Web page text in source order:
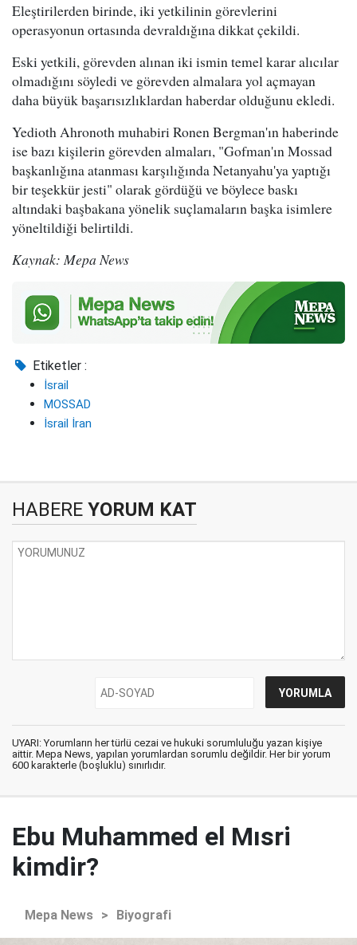
Eleştirilerden birinde, iki yetkilinin görevlerini
operasyonun ortasında devraldığına dikkat çekildi.
Eski yetkili, görevden alınan iki ismin temel karar alıcılar
olmadığını söyledi ve görevden almalara yol açmayan
daha büyük başarısızlıklardan haberdar olduğunu ekledi.
Yedioth Ahronoth muhabiri Ronen Bergman'ın haberinde
ise bazı kişilerin görevden almaları, "Gofman'ın Mossad
başkanlığına atanması karşılığında Netanyahu'ya yaptığı
bir teşekkür jesti" olarak gördüğü ve böylece baskı
altındaki başbakana yönelik suçlamaların başka isimlere
yöneltildiği belirtildi.
Kaynak: Mepa News
Etiketler :
İsrail
MOSSAD
İsrail İran
HABERE YORUM KAT
UYARI: Yorumların her türlü cezai ve hukuki sorumluluğu yazan kişiye
aittir. Mepa News, yapılan yorumlardan sorumlu değildir. Her bir yorum
600 karakterle (boşluklu) sınırlıdır.
Ebu Muhammed el Mısri
kimdir?
Mepa News > Biyografi